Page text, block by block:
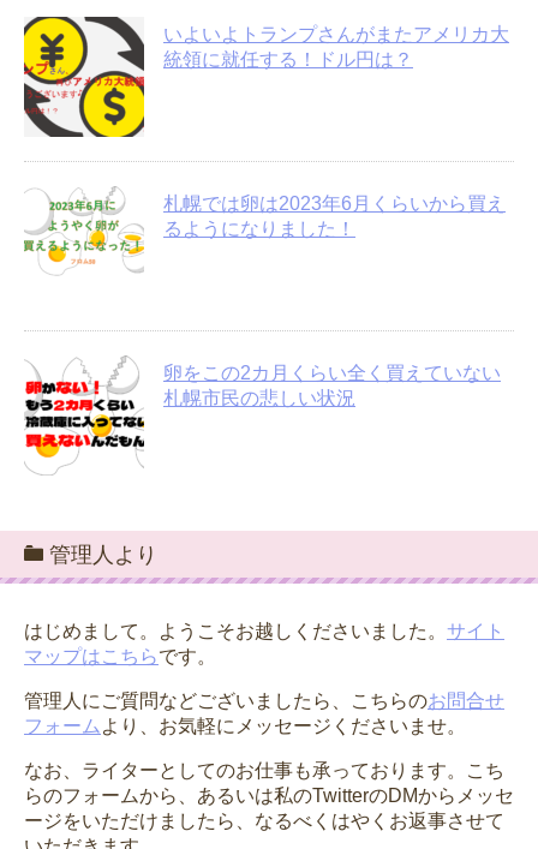
いよいよトランプさんがまたアメリカ大
統領に就任する！ドル円は？
札幌では卵は2023年6月くらいから買え
るようになりました！
卵をこの2カ月くらい全く買えていない
札幌市民の悲しい状況
管理人より
はじめまして。ようこそお越しくださいました。 サイト
マップはこちらです。
管理人にご質問などございましたら、こちらのお問合せ
フォーム より、お気軽にメッセージくださいませ。
なお、ライターとしてのお仕事も承っております。こち
らのフォームから、あるいは私のTwitterのDMからメッセ
ージをいただけましたら、なるべくはやくお返事させて